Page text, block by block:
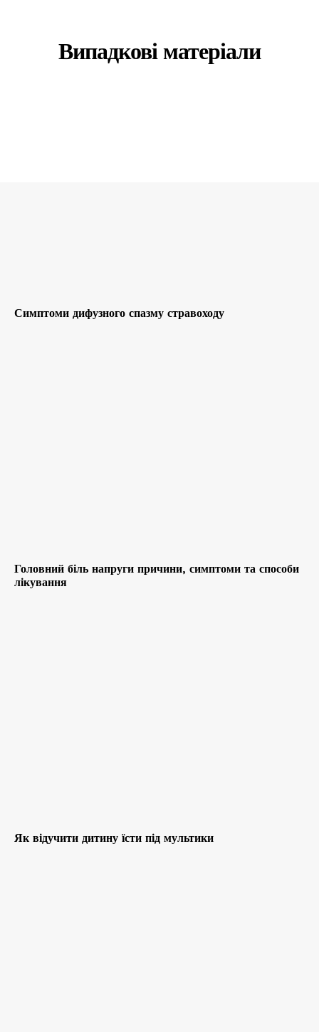
Випадкові матеріали
Симптоми дифузного спазму стравоходу
Головний біль напруги причини, симптоми та способи
лікування
Як відучити дитину їсти під мультики